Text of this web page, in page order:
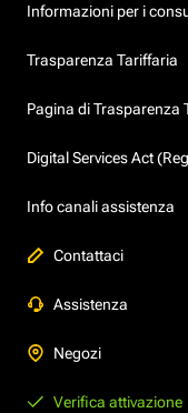
Informazioni per i
Trasparenza Tariffaria
Pagina di Trasparenza
Digital Services Act
Info canali assistenza
Contattaci
Assistenza
Negozi
Verifica attivazione